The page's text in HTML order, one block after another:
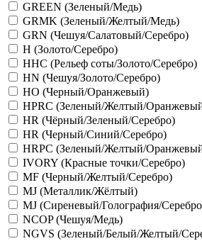
GREEN (Зеленый/Медь)
GRMK (Зеленый/Желтый/Медь)
GRN (Чешуя/Салатовый/Серебро)
H (Золото/Серебро)
HHC (Рельеф соты/Золото/Серебро)
HN (Чешуя/Золото/Серебро)
HO (Черный/Оранжевый)
HPRC (Зеленый/Желтый/
HR (Чёрный/Зеленый/Серебро)
HR (Черный/Синий/Серебро)
HRPC (Зеленый/Желтый/
IVORY (Красные точки/Серебро)
MF (Черный/Желтый/Серебро)
MJ (Металлик/Жёлтый)
MJ (Сиреневый/Голография/
NCOP (Чешуя/Медь)
NGVS (Зеленый/Белый/Желтый/